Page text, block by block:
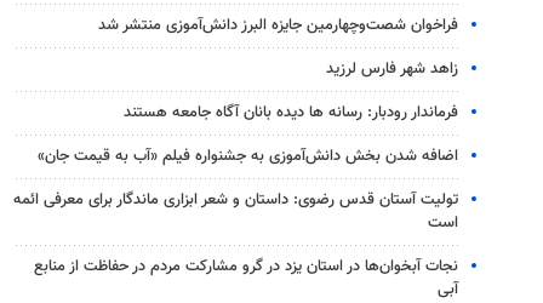
فراخوان شصت‌وچهارمین جایزه البرز دانش‌آموزی منتشر شد
زاهد شهر فارس لرزید
فرماندار رودبار: رسانه ها دیده بانان آگاه جامعه هستند
اضافه شدن بخش دانش‌آموزی به جشنواره فیلم «آب به قیمت جان»
تولیت آستان قدس رضوی: داستان و شعر ابزاری ماندگار برای معرفی ائمه
است
نجات آبخوان‌ها در استان یزد در گرو مشارکت مردم در حفاظت از منابع
آبی